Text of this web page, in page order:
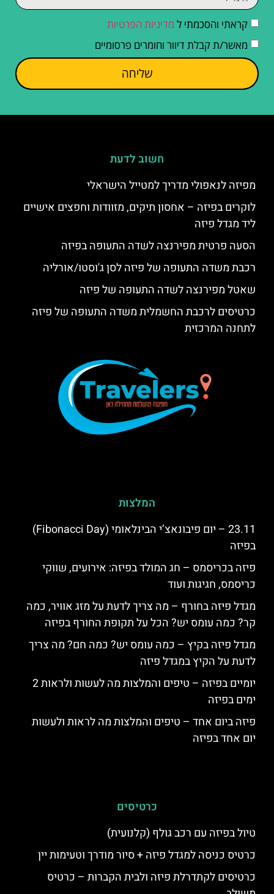
קראתי והסכמתי ל מדיניות הפרטיות
מאשר/ת קבלת דיוור וחומרים פרסומיים
שליחה
חשוב לדעת
מפיזה לנאפולי מדריך למטייל הישראלי
לוקרים בפיזה – אחסון תיקים, מזוודות וחפצים אישיים
ליד מגדל פיזה
הסעה פרטית מפירנצה לשדה התעופה בפיזה
רכבת משדה התעופה של פיזה לסן ג'וסטו/אורליה
שאטל מפירנצה לשדה התעופה של פיזה
כרטיסים לרכבת החשמלית משדה התעופה של פיזה
לתחנה המרכזית
המלצות
23.11 – יום פיבונאצ’י הבינלאומי (Fibonacci Day)
בפיזה
פיזה בכריסמס – חג המולד בפיזה: אירועים, שווקי
כריסמס, חגיגות ועוד
מגדל פיזה בחורף – מה צריך לדעת על מזג אוויר, כמה
קר? כמה עומס יש? הכל על תקופת החורף בפיזה
מגדל פיזה בקיץ – כמה עומס יש? כמה חם? מה צריך
לדעת על הקיץ במגדל פיזה
יומיים בפיזה – טיפים והמלצות מה לעשות ולראות 2
ימים בפיזה
פיזה ביום אחד – טיפים והמלצות מה לראות ולעשות
יום אחד בפיזה
כרטיסים
טיול בפיזה עם רכב גולף (קלנועית)
כרטיס כניסה למגדל פיזה + סיור מודרך וטעימות יין
כרטיסים לקתדרלת פיזה ולבית הקברות – כרטיס